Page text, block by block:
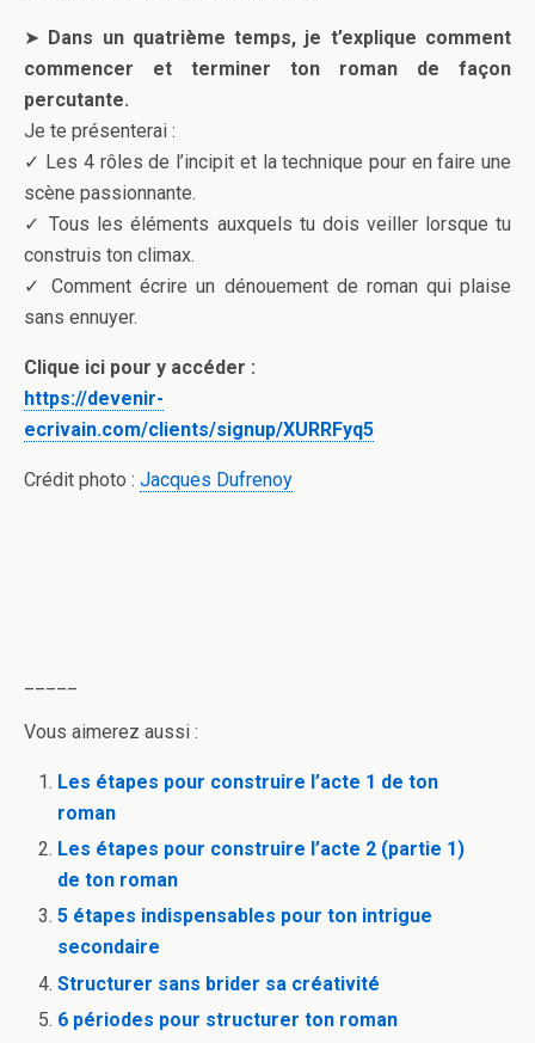
➤ Dans un quatrième temps, je t’explique comment
commencer et terminer ton roman de façon
percutante.
Je te présenterai :
✓ Les 4 rôles de l’incipit et la technique pour en faire une
scène passionnante.
✓ Tous les éléments auxquels tu dois veiller lorsque tu
construis ton climax.
✓ Comment écrire un dénouement de roman qui plaise
sans ennuyer.
Clique ici pour y accéder :
https://devenir-
ecrivain.com/clients/signup/XURRFyq5
Crédit photo : Jacques Dufrenoy
Vous aimerez aussi :
Les étapes pour construire l’acte 1 de ton
roman
Les étapes pour construire l’acte 2 (partie 1)
de ton roman
5 étapes indispensables pour ton intrigue
secondaire
Structurer sans brider sa créativité
6 périodes pour structurer ton roman